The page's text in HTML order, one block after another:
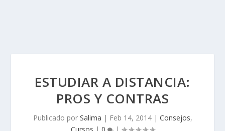
ESTUDIAR A DISTANCIA:
PROS Y CONTRAS
Publicado por Salima | Feb 14, 2014| Consejos,